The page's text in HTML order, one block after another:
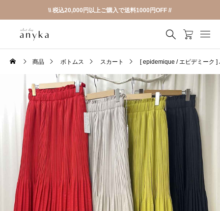
\\ 税込20,000円以上ご購入で送料1000円OFF //
商品 ボトムス スカート [ epidemique / エピデミーク